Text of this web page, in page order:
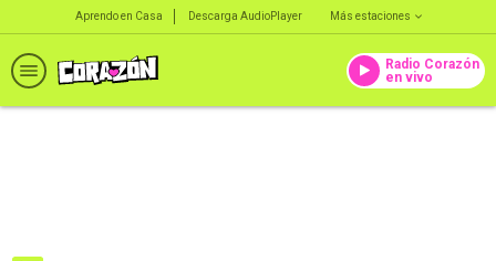
Aprendo en Casa Descarga AudioPlayer Más estaciones
Radio Corazón
en vivo